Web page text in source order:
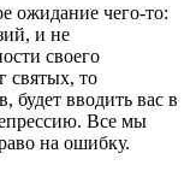
ожидание чего-то:
и не
своего
святых, то
будет вводить вас в
Все мы
на ошибку.